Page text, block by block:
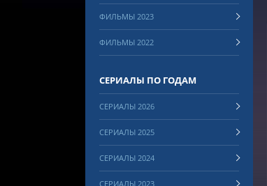
ФИЛЬМЫ 2023
ФИЛЬМЫ 2022
СЕРИАЛЫ ПО ГОДАМ
СЕРИАЛЫ 2026
СЕРИАЛЫ 2025
СЕРИАЛЫ 2024
СЕРИАЛЫ 2023